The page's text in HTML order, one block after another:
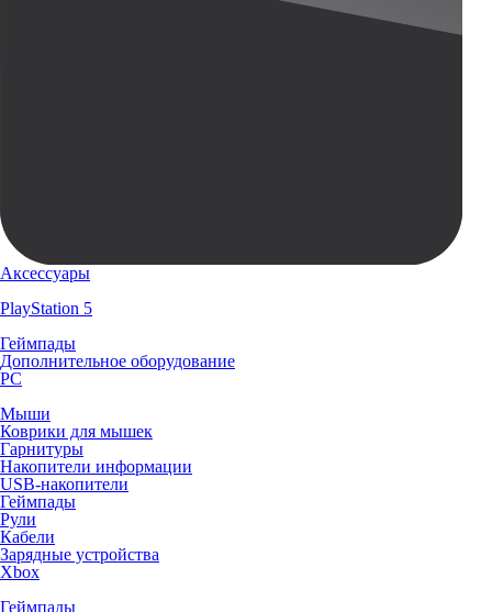
Аксессуары
PlayStation 5
Геймпады
Дополнительное оборудование
PC
Мыши
Коврики для мышек
Гарнитуры
Накопители информации
USB-накопители
Геймпады
Рули
Кабели
Зарядные устройства
Xbox
Геймпады